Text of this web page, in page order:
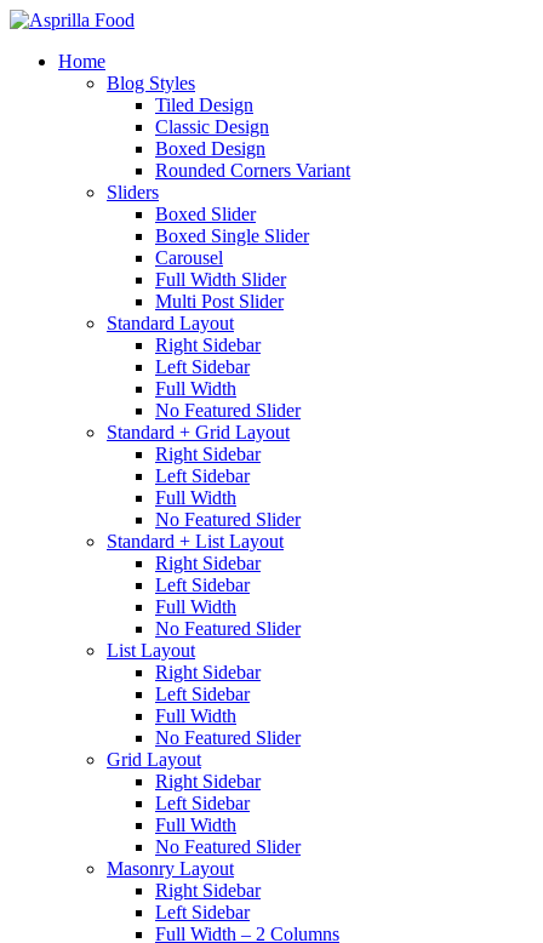
Home
Blog Styles
Tiled Design
Classic Design
Boxed Design
Rounded Corners Variant
Sliders
Boxed Slider
Boxed Single Slider
Carousel
Full Width Slider
Multi Post Slider
Standard Layout
Right Sidebar
Left Sidebar
Full Width
No Featured Slider
Standard + Grid Layout
Right Sidebar
Left Sidebar
Full Width
No Featured Slider
Standard + List Layout
Right Sidebar
Left Sidebar
Full Width
No Featured Slider
List Layout
Right Sidebar
Left Sidebar
Full Width
No Featured Slider
Grid Layout
Right Sidebar
Left Sidebar
Full Width
No Featured Slider
Masonry Layout
Right Sidebar
Left Sidebar
Full Width – 2 Columns